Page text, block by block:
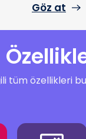
Göz at
tüm özellikleri